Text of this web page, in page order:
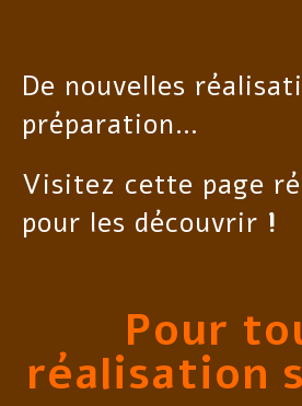
De nouvelles
préparation…
Visitez cette page
pour les découvrir !
Pour
réalisation